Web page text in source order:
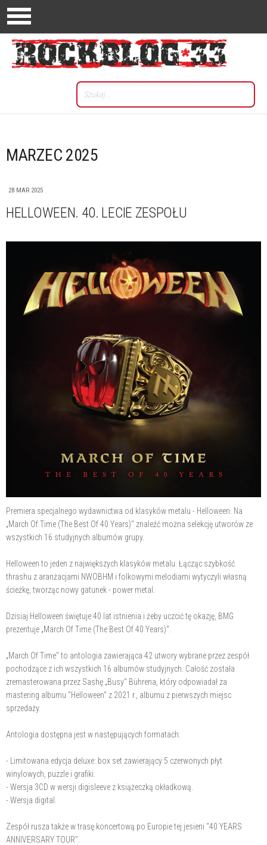
MARZEC 2025
28 MAR 2025
HELLOWEEN. 40. LECIE ZESPOŁU
Premiera specjalnego wydawnictwa od klasyków metalu - Helloween. Na
„March Of Time (The Best Of 40 Years)" znaleźć można selekcję utworów ze
wszystkich 16 studyjnych albumów grupy.
Helloween to jeden z największych klasyków metalu. Łącząc szybkość
thrashu z aranżacjami NWOBHM i folkowymi melodiami wytyczyli własną
ścieżkę, tworząc nowy gatunek - power metal.
Dzisiaj Helloween świętuje 40 lat istnienia i żeby uczcić tę okazję, BMG
prezentuje „March Of Time (The Best Of 40 Years)".
„March Of Time" to antologia zawierająca 42 utwory wybrane przez zespół
pochodzące z ich wszystkich 16 albumów studyjnych. Całość została
zremasterowana przez Sashę „Busy" Bührena, który odpowiadał za
mastering albumu "Helloween" z 2021 r., albumu z pierwszych miejsc
sprzedaży.
Antologia dostępna jest w następujących formatach:
- Limitowana edycja deluxe: box set zawierający 5 czerwonych płyt
winylowych, puzzle i grafiki.
- Wersja 3CD w wersji digisleeve z książeczką okładkową.
- Wersja digital.
Zespół rusza także w trasę koncertową po Europie tej jesieni "40 YEARS
ANNIVERSARY TOUR".